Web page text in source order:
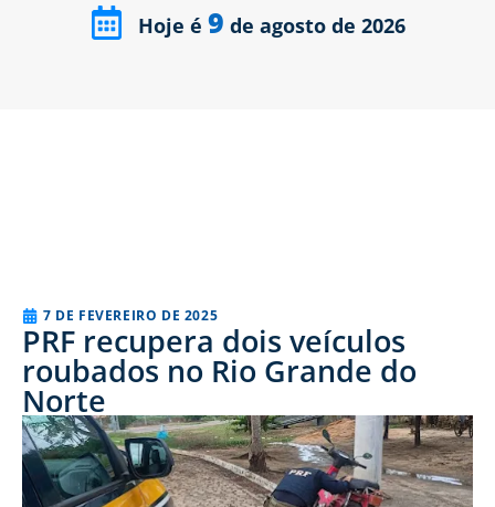
Hoje é 9 de agosto de 2026
7 DE FEVEREIRO DE 2025
PRF recupera dois veículos
roubados no Rio Grande do
Norte